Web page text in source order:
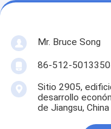
Mr. Bruce Song
86-512-
Sitio 2905,
desarrollo
de Jiangsu, China